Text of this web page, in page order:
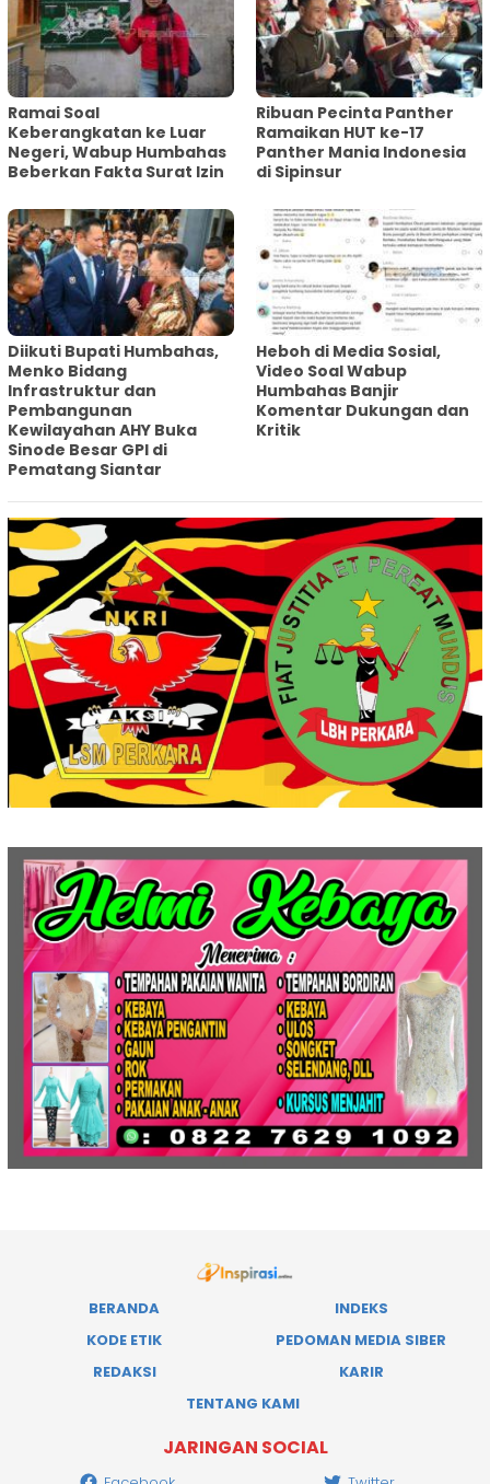
Ramai Soal
Keberangkatan ke Luar
Negeri, Wabup Humbahas
Beberkan Fakta Surat Izin
Ribuan Pecinta Panther
Ramaikan HUT ke-17
Panther Mania Indonesia
di Sipinsur
Diikuti Bupati Humbahas,
Menko Bidang
Infrastruktur dan
Pembangunan
Kewilayahan AHY Buka
Sinode Besar GPI di
Pematang Siantar
Heboh di Media Sosial,
Video Soal Wabup
Humbahas Banjir
Komentar Dukungan dan
Kritik
BERANDA
INDEKS
KODE ETIK
PEDOMAN MEDIA SIBER
REDAKSI
KARIR
TENTANG KAMI
JARINGAN SOCIAL